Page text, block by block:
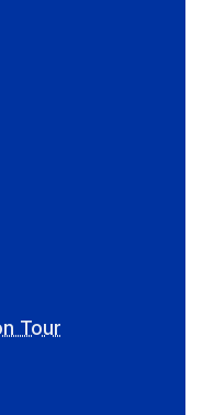
Tour